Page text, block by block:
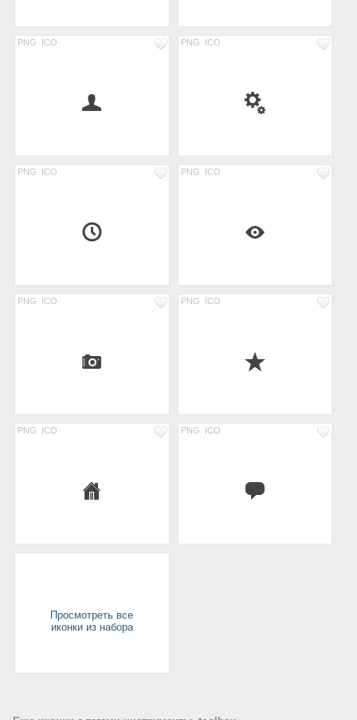
PNG ICO PNG ICO
PNG ICO PNG ICO
PNG ICO PNG ICO
PNG ICO PNG ICO
Просмотреть все
иконки из набора